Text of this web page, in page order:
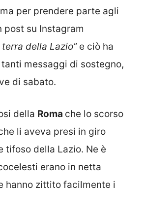
per prendere parte agli
su Instagram
della Lazio” e ciò ha
messaggi di sostegno,
di sabato.
della Roma che lo scorso
li aveva presi in giro
tifoso della Lazio. Ne è
erano in netta
hanno zittito facilmente i